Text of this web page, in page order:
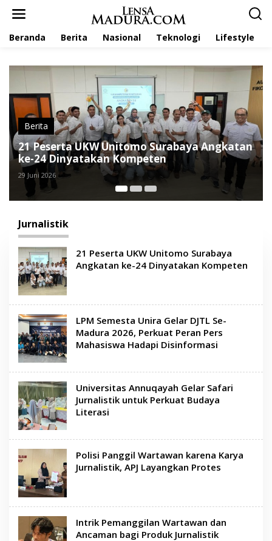
Beranda Berita Nasional Teknologi Lifestyle
Berita
LPM Semesta Unira Gelar DJTL Se-Madura
2026, Perkuat Peran Pers Mahasiswa Hadapi
Disinformasi
12 Juni 2026
Jurnalistik
21 Peserta UKW Unitomo Surabaya
Angkatan ke-24 Dinyatakan Kompeten
LPM Semesta Unira Gelar DJTL Se-
Madura 2026, Perkuat Peran Pers
Mahasiswa Hadapi Disinformasi
Universitas Annuqayah Gelar Safari
Jurnalistik untuk Perkuat Budaya
Literasi
Polisi Panggil Wartawan karena Karya
Jurnalistik, APJ Layangkan Protes
Intrik Pemanggilan Wartawan dan
Ancaman bagi Produk Jurnalistik